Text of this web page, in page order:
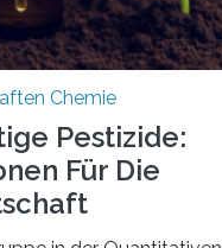
Chemie
Pestizide:
Für Die